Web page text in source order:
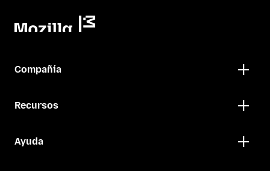
Compañía
Recursos
Ayuda